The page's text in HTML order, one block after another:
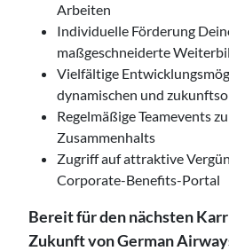
Arbeiten
Individuelle Förderung
maßgeschneiderte
Vielfältige
dynamischen und
Regelmäßige Teamevents
Zusammenhalts
Zugriff auf attraktive
Corporate-Benefits-Portal
Bereit für den nächsten
Zukunft von German